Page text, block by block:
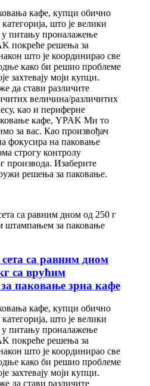
кафе, купци обично
што је велики
у питању проналажење
покреће решења за
што је координирао све
како би решио проблеме
захтевају моји купци.
да стави различите
величина/различитих
као и периферне
кафе, YPAK Ми то
за вас. Као произвођач
фокусира на паковање
строгу контролу
производа. Изаберите
решења за паковање.
сета са равним дном
са врућим
паковање зрна кафе
кафе, купци обично
што је велики
у питању проналажење
покреће решења за
што је координирао све
како би решио проблеме
захтевају моји купци.
да стави различите